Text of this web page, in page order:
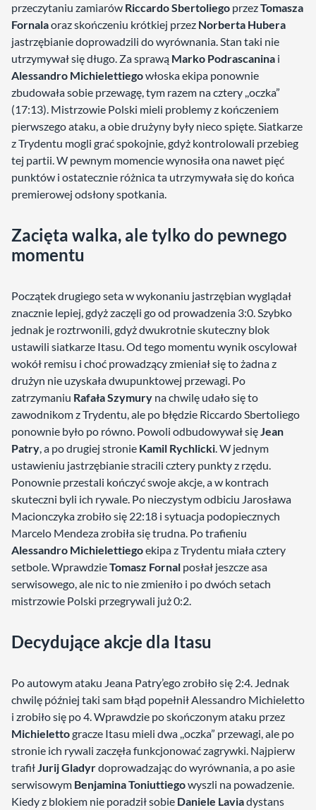
przeczytaniu zamiarów Riccardo Sbertoliego przezTomasza
Fornalaoraz skończeniu krótkiej przez Norberta Hubera
jastrzębianie doprowadzili do wyrównania. Stan taki nie
utrzymywał się długo. Za sprawą Marko Podrascanina i
Alessandro Michielettiegowłoska ekipa ponownie
zbudowała sobie przewagę, tym razem na cztery ,,oczka”
(17:13). Mistrzowie Polski mieli problemy z kończeniem
pierwszego ataku, a obie drużyny były nieco spięte. Siatkarze
z Trydentu mogli grać spokojnie, gdyż kontrolowali przebieg
tej partii. W pewnym momencie wynosiła ona nawet pięć
punktów i ostatecznie różnica ta utrzymywała się do końca
premierowej odsłony spotkania.
Zacięta walka, ale tylko do pewnego
momentu
Początek drugiego seta w wykonaniu jastrzębian wyglądał
znacznie lepiej, gdyż zaczęli go od prowadzenia 3:0. Szybko
jednak je roztrwonili, gdyż dwukrotnie skuteczny blok
ustawili siatkarze Itasu. Od tego momentu wynik oscylował
wokół remisu i choć prowadzący zmieniał się to żadna z
drużyn nie uzyskała dwupunktowej przewagi. Po
zatrzymaniu Rafała Szymury na chwilę udało się to
zawodnikom z Trydentu, ale po błędzie Riccardo Sbertoliego
ponownie było po równo. Powoli odbudowywał sięJean
Patry, a po drugiej stronie Kamil Rychlicki. W jednym
ustawieniu jastrzębianie stracili cztery punkty z rzędu.
Ponownie przestali kończyć swoje akcje, a w kontrach
skuteczni byli ich rywale. Po nieczystym odbiciu Jarosława
Macionczyka zrobiło się 22:18 i sytuacja podopiecznych
Marcelo Mendeza zrobiła się trudna. Po trafieniu
Alessandro Michielettiegoekipa z Trydentu miała cztery
setbole. WprawdzieTomasz Fornal posłał jeszcze asa
serwisowego, ale nic to nie zmieniło i po dwóch setach
mistrzowie Polski przegrywali już 0:2.
Decydujące akcje dla Itasu
Po autowym ataku Jeana Patry’ego zrobiło się 2:4. Jednak
chwilę później taki sam błąd popełnił Alessandro Michieletto
i zrobiło się po 4. Wprawdzie po skończonym ataku przez
Michielettogracze Itasu mieli dwa ,,oczka” przewagi, ale po
stronie ich rywali zaczęła funkcjonować zagrywki. Najpierw
trafiłJurij Gladyrdoprowadzając do wyrównania, a po asie
serwisowym Benjamina Toniuttiegowyszli na powadzenie.
Kiedy z blokiem nie poradził sobie Daniele Laviadystans